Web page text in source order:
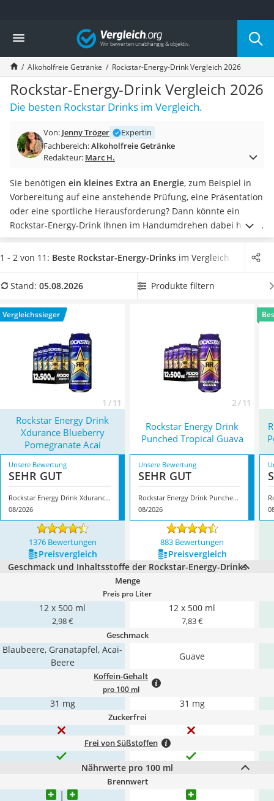
Die beliebtesten Vergleiche nach Kategorie
Lebensmittel
Schwarzkümmelöl
Knäckebrot
Schwarzkümmelöl-Kapseln
Manukahonig
Eiklar
Balsamico-Essig
Schwarzkümmelöl bio
Honig
Gemüsebrühe
Eiskaffee-Pulver
Irischer Whiskey
Grapefruitkernextrakt
Matcha-Set
MCT-Öl
Erythrit
Müsli ohne Zuckerzusatz
Vergleich
Alkoholfreie Getränke Rockstar-Energy-Drink Vergleich 2026
Rockstar-Energy-Drink Vergleich 2026
Die besten Rockstar Drinks im Vergleich.
Von: Jenny Tröger
Expertin
Fachbereich:Alkoholfreie Getränke
Redakteur: Marc H.
Sie benötigen ein kleines Extra an Energie, zum Beispiel in
Vorbereitung auf eine anstehende Prüfung, eine Präsentation
oder eine sportliche Herausforderung? Dann könnte ein
Rockstar-Energy-Drink Ihnen im Handumdrehen dabei helfen,
die nötige Konzentration und Leistungsfähigkeit
aufzubringen. Dies bestätigen auch verschiedene Tests der
Rockstar-Energy-Drink aus unserer Vergleichstabelle aus, der
wenn Sie sich einen besonders frischen Wachmacher
wünschen. Überzeugt hat uns hier im August 2026 besonders
Rockstar Energy Drink Xdurance Blueberry
Pomegranate Acai* mit seinen Eigenschaften.
1 - 2 von 11: Beste Rockstar-Energy-Drinks im Vergleich
Stand: 05.08.2026 Produkte filtern
Vergleichssieger
1 / 11 2 / 11
Rockstar Energy Drink
Xdurance Blueberry
Pomegranate Acai
Rockstar Energy Drink
Punched Tropical Guava
Unsere Bewertung
SEHR GUT
Rockstar Energy Drink Xdurance Blueberry Pomegranate Acai
08/2026
Unsere Bewertung
SEHR GUT
Rockstar Energy Drink Punched Tropical Guava
08/2026
1376 Bewertungen 883 Bewertungen
Preis­vergleich
Preis­vergleich
Geschmack und Inhaltsstoffe der Rockstar-Energy-Drinks
Menge
Preis pro Liter
12 x 500 ml
2,98 €
12 x 500 ml
7,83 €
Geschmack
Blaubeere, Granatapfel, Acai-
Beere
Guave
Koffein-Gehalt
pro 100 ml
31 mg 31 mg
Zuckerfrei
Frei von Süßstoffen
Nährwerte pro 100 ml
Brennwert